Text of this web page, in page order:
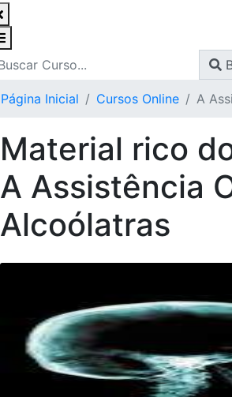
Página Inicial Cursos Online A
Material rico
A Assistência
Alcoólatras